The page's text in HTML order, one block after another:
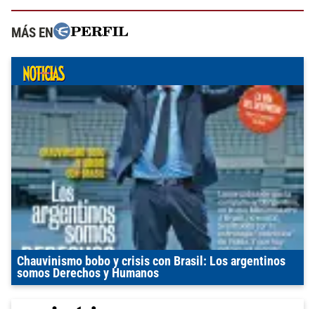
MÁS EN
Chauvinismo bobo y crisis con Brasil: Los argentinos
somos Derechos y Humanos